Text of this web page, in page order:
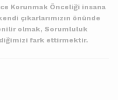
Korunmak Önceliği insana
çıkarlarımızın önünde
olmak, Sorumluluk
fark ettirmektir.